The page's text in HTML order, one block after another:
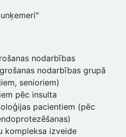
nodarbības
nodarbības grupā
senioriem)
pēc insulta
pacientiem (pēc
kompleksa izveide